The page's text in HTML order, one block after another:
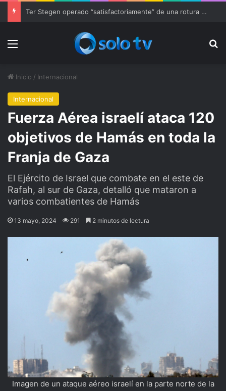
Ter Stegen operado “satisfactoriamente” de una rotura completa del tendón rotuliano
Menu
Inicio / Internacional
Internacional
Fuerza Aérea israelí ataca 120
objetivos de Hamás en toda la
Franja de Gaza
El Ejército de Israel que combate en el este de
Rafah, al sur de Gaza, detalló que mataron a
varios combatientes de Hamás
13 mayo, 2024 291 2 minutos de lectura
Imagen de un ataque aéreo israelí en la parte norte de la